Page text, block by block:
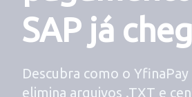
SAP já
Descubra como o YfinaPay
elimina arquivos .TXT e